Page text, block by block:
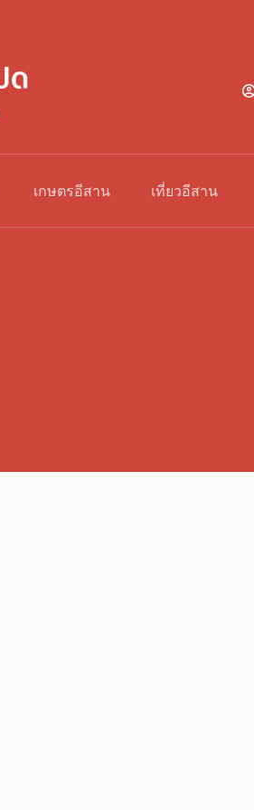
เกษตรอีสาน เที่ยวอีสาน